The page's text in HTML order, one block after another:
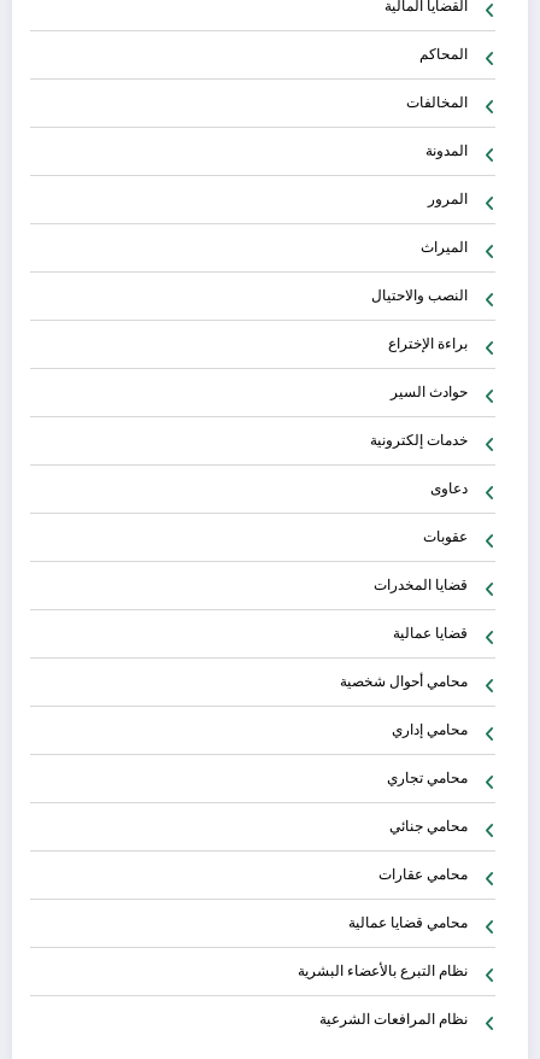
القضايا المالية
المحاكم
المخالفات
المدونة
المرور
الميراث
النصب والاحتيال
براءة الإختراع
حوادث السير
خدمات إلكترونية
دعاوى
عقوبات
قضايا المخدرات
قضايا عمالية
محامي أحوال شخصية
محامي إداري
محامي تجاري
محامي جنائي
محامي عقارات
محامي قضايا عمالية
نظام التبرع بالأعضاء البشرية
نظام المرافعات الشرعية